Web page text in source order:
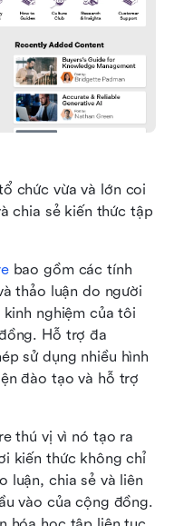
chức vừa và lớn coi
chia sẻ kiến thức tập
bao gồm các tính
thảo luận do người
nghiệm của tôi
Hỗ trợ đa
sử dụng nhiều hình
đào tạo và hỗ trợ
thú vị vì nó tạo ra
kiến thức không chỉ
chia sẻ và liên
vào của cộng đồng.